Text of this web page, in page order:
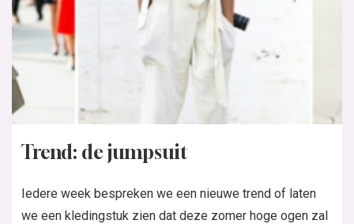
Trend: de jumpsuit
Iedere week bespreken we een nieuwe trend of laten
we een kledingstuk zien dat deze zomer hoge ogen zal